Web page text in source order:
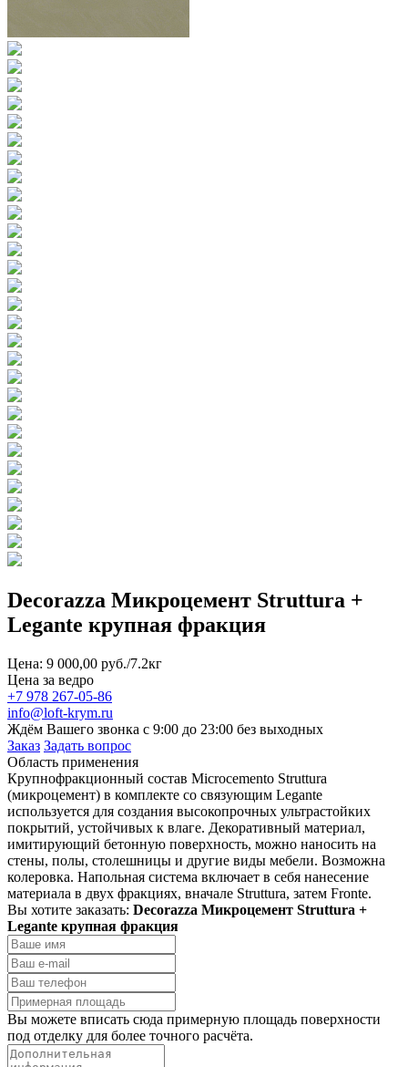
Decorazza Микроцемент Struttura +
Legante крупная фракция
Цена: 9 000,00 руб./7.2кг
Цена за ведро
+7 978 267-05-86
info@loft-krym.ru
Ждём Вашего звонка с 9:00 до 23:00 без выходных
Заказ Задать вопрос
Область применения
Крупнофракционный состав Microcemento Struttura
(микроцемент) в комплекте со связующим Legante
используется для создания высокопрочных ультрастойких
покрытий, устойчивых к влаге. Декоративный материал,
имитирующий бетонную поверхность, можно наносить на
стены, полы, столешницы и другие виды мебели. Возможна
колеровка. Напольная система включает в себя нанесение
материала в двух фракциях, вначале Struttura, затем Fronte.
Вы хотите заказать: Decorazza Микроцемент Struttura +
Legante крупная фракция
Вы можете вписать сюда примерную площадь поверхности
под отделку для более точного расчёта.